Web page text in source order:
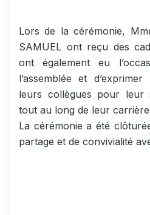
Lors de la cérémonie,
SAMUEL ont reçu des
ont également eu
l’assemblée et
leurs collègues pour leur
tout au long de leur
La cérémonie a été
partage et de convivialité